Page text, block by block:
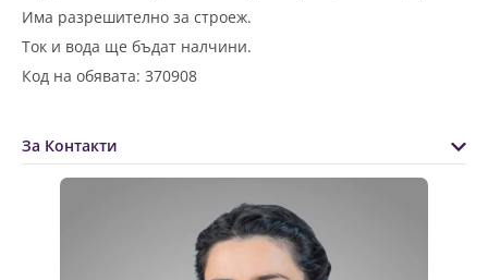
Има разрешително за строеж.
Ток и вода ще бъдат налчини.
Код на обявата: 370908
За Контакти